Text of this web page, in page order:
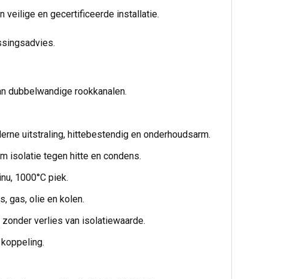
veilige en gecertificeerde installatie.
dubbelwandige rookkanalen.
uitstraling, hittebestendig en onderhoudsarm.
isolatie tegen hitte en condens.
1000°C piek.
gas, olie en kolen.
verlies van isolatiewaarde.